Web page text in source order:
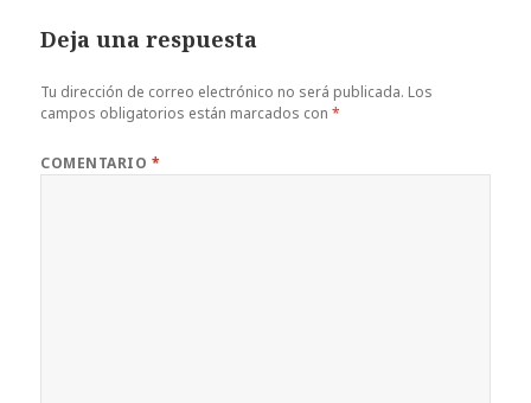
Deja una respuesta
Tu dirección de correo electrónico no será publicada. Los
campos obligatorios están marcados con*
COMENTARIO *